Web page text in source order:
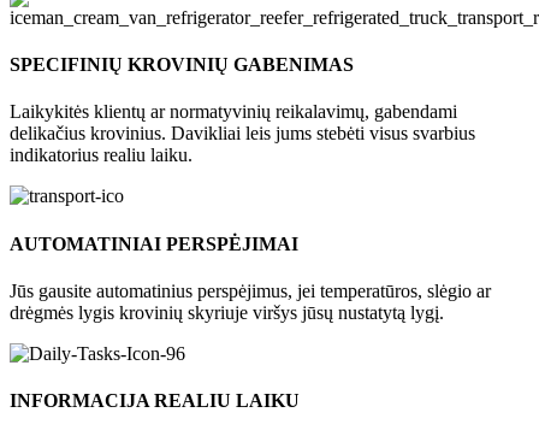
SPECIFINIŲ KROVINIŲ GABENIMAS
Laikykitės klientų ar normatyvinių reikalavimų, gabendami
delikačius krovinius. Davikliai leis jums stebėti visus svarbius
indikatorius realiu laiku.
AUTOMATINIAI PERSPĖJIMAI
Jūs gausite automatinius perspėjimus, jei temperatūros, slėgio ar
drėgmės lygis krovinių skyriuje viršys jūsų nustatytą lygį.
INFORMACIJA REALIU LAIKU